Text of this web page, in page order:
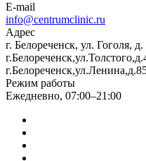
E-mail
info@centrumclinic.ru
Адрес
г. Белореченск, ул. Гоголя, д.
Режим работы
Ежедневно, 07:00–21:00